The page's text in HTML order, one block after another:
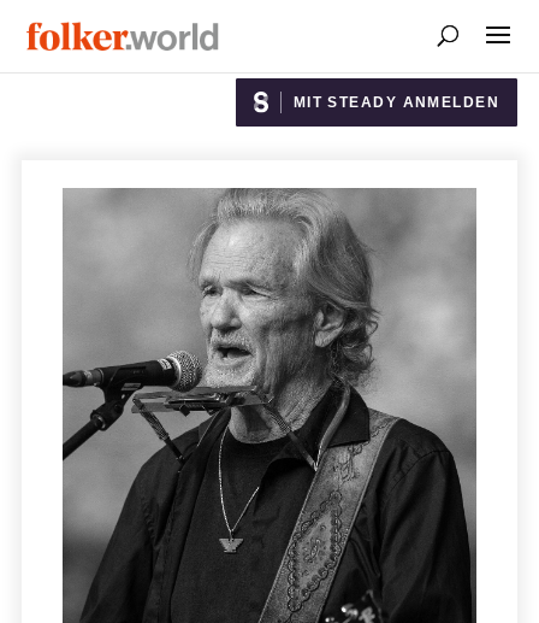
MIT STEADY ANMELDEN